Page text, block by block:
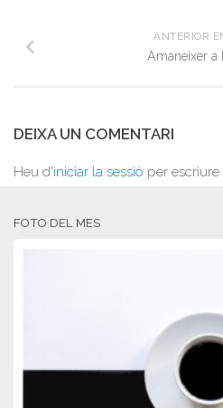
ANTERIOR
Amaneixer a
DEIXA UN COMENTARI
Heu d'iniciar la sessió per
FOTO DEL MES